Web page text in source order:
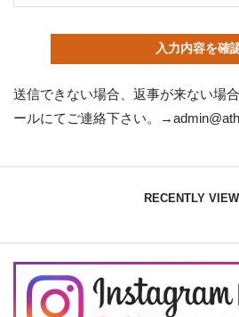
入力内容を確
送信できない場合、返事が来ない場
ールにてご連絡下さい。→
RECENTLY